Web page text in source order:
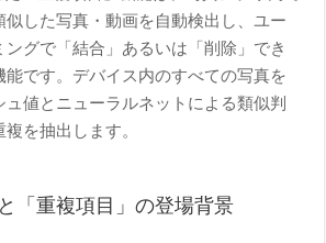
似した写真・動画を自動検出し、ユー
グで「結合」あるいは「削除」でき
能です。デバイス内のすべての写真を
値とニューラルネットによる類似判
を抽出します。
「重複項目」の登場背景